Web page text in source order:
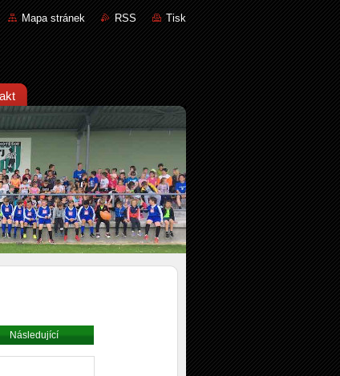
Mapa stránek RSS Tisk
Následující